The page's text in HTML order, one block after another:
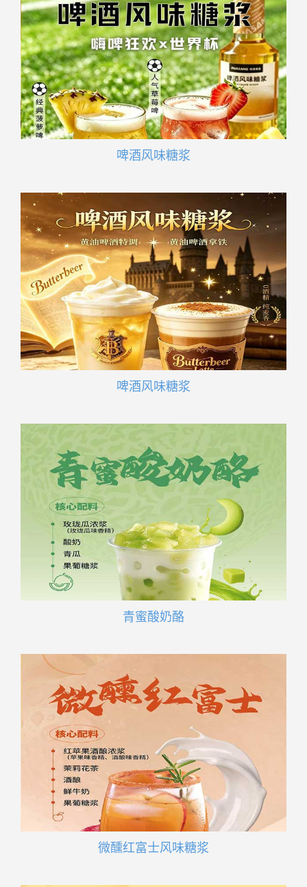
啤酒风味糖浆
啤酒风味糖浆
青蜜酸奶酪
微醺红富士风味糖浆